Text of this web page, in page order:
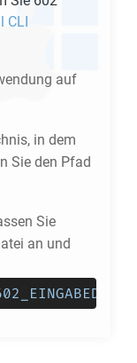
CLI
auf
in dem
Sie den Pfad
Sie
an und